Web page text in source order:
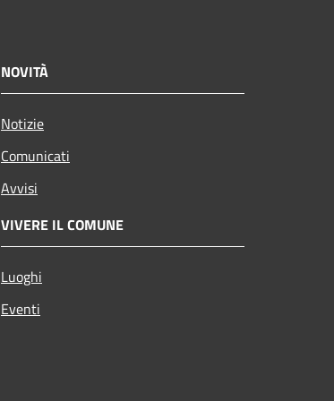
NOVITÀ
Notizie
Comunicati
Avvisi
VIVERE IL COMUNE
Luoghi
Eventi